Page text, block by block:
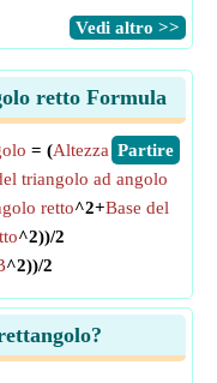
​Vedi altro >>
retto Formula
​Partire
= (Altezza
triangolo ad angolo
retto^2+Base del
^2))/2
^2))/2